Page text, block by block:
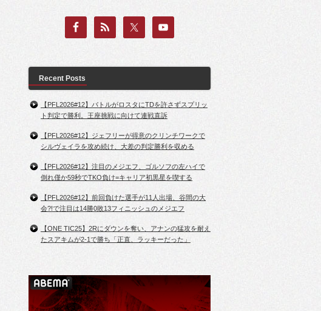
Recent Posts
【PFL2026#12】バトルがロスタにTDを許さずスプリッ
ト判定で勝利。王座挑戦に向けて連戦直訴
【PFL2026#12】ジェフリーが得意のクリンチワークで
シルヴェイラを攻め続け、大差の判定勝利を収める
【PFL2026#12】注目のメジエフ、ゴルソフの左ハイで
倒れ僅か59秒でTKO負け=キャリア初黒星を喫する
【PFL2026#12】前回負けた選手が11人出場、谷間の大
会?!で注目は14勝0敗13フィニッシュのメジエフ
【ONE TIC25】2Rにダウンを奪い、アナンの猛攻を耐え
たスアキムが2-1で勝ち「正直、ラッキーだった」